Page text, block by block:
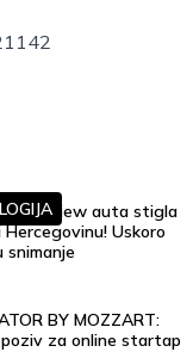
View auta stigla
Hercegovinu! Uskoro
snimanje
BY MOZZART:
za online startap